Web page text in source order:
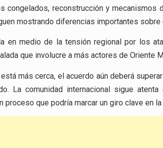
congelados, reconstrucción y mecanismos
mostrando diferencias importantes sobre
en medio de la tensión regional por los
que involucre a más actores de Oriente
más cerca, el acuerdo aún deberá
La comunidad internacional sigue
proceso que podría marcar un giro clave en